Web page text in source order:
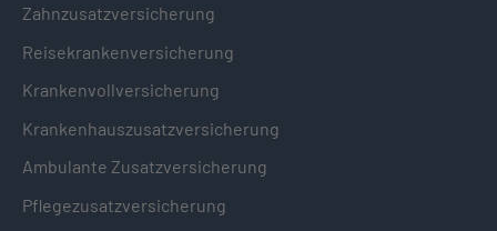
Zahnzusatzversicherung
Reisekrankenversicherung
Krankenvollversicherung
Krankenhauszusatzversicherung
Ambulante Zusatzversicherung
Pflegezusatzversicherung